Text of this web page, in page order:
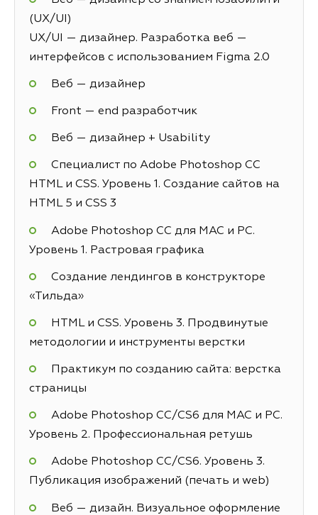
(UX/UI)
UX/UI — дизайнер. Разработка веб —
интерфейсов с использованием Figma 2.0
Веб — дизайнер
Front — end разработчик
Веб — дизайнер + Usability
Специалист по Adobe Photoshop СС
HTML и CSS. Уровень 1. Создание сайтов на
HTML 5 и СSS 3
Adobe Photoshop CC для MAC и PC.
Уровень 1. Растровая графика
Создание лендингов в конструкторе
«Тильда»
HTML и CSS. Уровень 3. Продвинутые
методологии и инструменты верстки
Практикум по созданию сайта: верстка
страницы
Adobe Photoshop СС/CS6 для MAC и PC.
Уровень 2. Профессиональная ретушь
Adobe Photoshop СС/CS6. Уровень 3.
Публикация изображений (печать и web)
Веб — дизайн. Визуальное оформление